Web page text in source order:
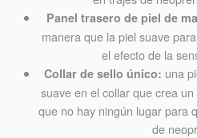
Panel trasero de piel de
manera que la piel suave
el efecto de la
Collar de sello único: una
suave en el collar que crea
que no hay ningún lugar para
de